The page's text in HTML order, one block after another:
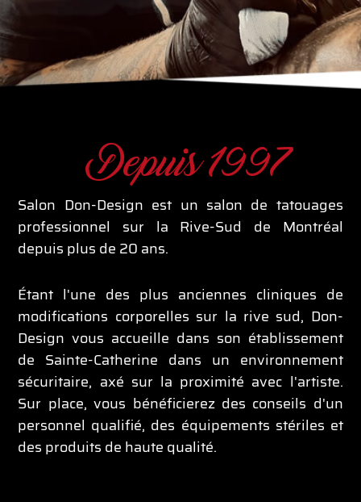
Depuis 1997
Salon Don-Design est un salon de tatouages
professionnel sur la Rive-Sud de Montréal
depuis plus de 20 ans.
Étant l'une des plus anciennes cliniques de
modifications corporelles sur la rive sud, Don-
Design vous accueille dans son établissement
de Sainte-Catherine dans un environnement
sécuritaire, axé sur la proximité avec l'artiste.
Sur place, vous bénéficierez des conseils d'un
personnel qualifié, des équipements stériles et
des produits de haute qualité.